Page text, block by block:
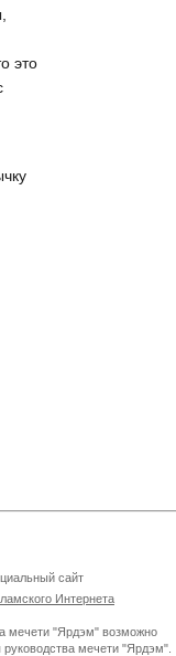
это
сайт
Интернета
мечети "Ярдэм" возможно
мечети "Ярдэм".